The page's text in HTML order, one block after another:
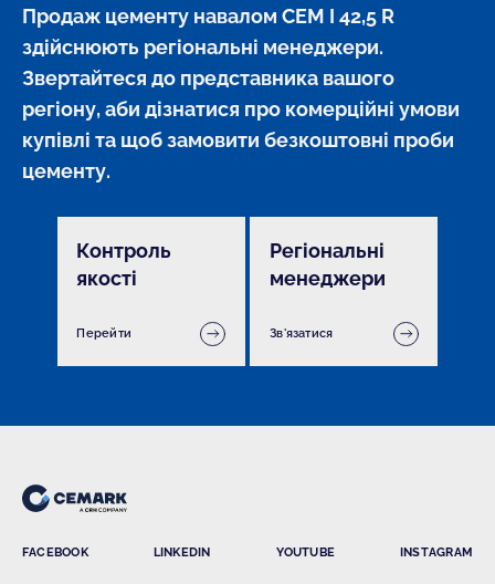
Продаж цементу навалом CEM I 42,5 R
здійснюють регіональні менеджери.
Звертайтеся до представника вашого
регіону, аби дізнатися про комерційні умови
купівлі та щоб замовити безкоштовні проби
цементу.
Контроль
якості
Перейти
Регіональні
менеджери
Зв'язатися
FACEBOOK LINKEDIN YOUTUBE INSTAGRAM